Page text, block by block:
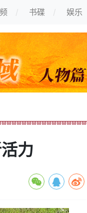
书碟 娱乐
力